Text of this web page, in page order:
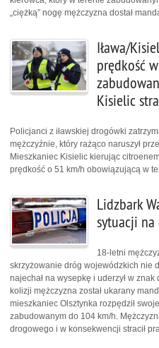
„ciężką” nogę mężczyzna dostał
Iława/
prędkość
Kisielic
Policjanci z iławskiej drogówki
mężczyźnie, który rażąco naruszył
Mieszkaniec Kisielic kierując
prędkość o 51 km/h obowiązującą w
Lidzbark
sytuacji
18-letni
skrzyżowanie dróg wojewódzkich nie
najechał na wysepkę i uderzył w
kolizji mężczyzna został ukarany
mieszkaniec Olsztynka rozpędził
zabudowanym do 104 km/h.
drogowego i w konsekwencji stracił